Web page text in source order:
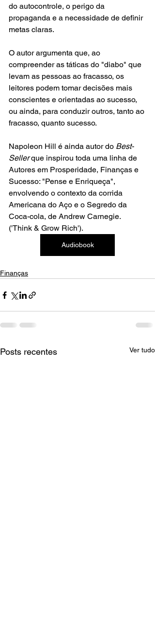
do autocontrole, o perigo da
propaganda e a necessidade de definir
metas claras.
O autor argumenta que, ao
compreender as táticas do "diabo" que
levam as pessoas ao fracasso, os
leitores podem tomar decisões mais
conscientes e orientadas ao sucesso,
ou ainda, para conduzir outros, tanto ao
fracasso, quanto sucesso.
Napoleon Hill é ainda autor do Best-
Seller que inspirou toda uma linha de
Autores em Prosperidade, Finanças e
Sucesso: "Pense e Enriqueça",
envolvendo o contexto da corrida
Americana do Aço e o Segredo da
Coca-cola, de Andrew Carnegie.
('Think & Grow Rich').
Audiobook
Finanças
Posts recentes Ver tudo